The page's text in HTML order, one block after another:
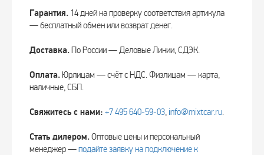
Гарантия. 14 дней на проверку соответствия артикула
— бесплатный обмен или возврат денег.
Доставка.По России — Деловые Линии, СДЭК.
Оплата. Юрлицам — счёт с НДС. Физлицам — карта,
наличные, СБП.
Свяжитесь с нами: +7 495 640‑59‑03, info@mixtcar.ru.
Стать дилером.Оптовые цены и персональный
менеджер —подайте заявку на подключение к